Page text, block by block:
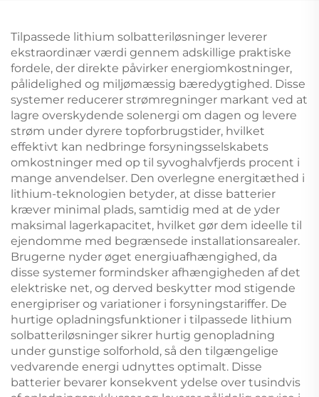
og Backup-
strømforsyning
mobilitetsudstyr og
udendørs
strømforsyning
Tilpassede lithium solbatteriløsninger leverer
ekstraordinær værdi gennem adskillige praktiske
fordele, der direkte påvirker energiomkostninger,
pålidelighed og miljømæssig bæredygtighed. Disse
systemer reducerer strømregninger markant ved at
lagre overskydende solenergi om dagen og levere
strøm under dyrere topforbrugstider, hvilket
effektivt kan nedbringe forsyningsselskabets
omkostninger med op til syvoghalvfjerds procent i
mange anvendelser. Den overlegne energitæthed i
lithium-teknologien betyder, at disse batterier
kræver minimal plads, samtidig med at de yder
maksimal lagerkapacitet, hvilket gør dem ideelle til
ejendomme med begrænsede installationsarealer.
Brugerne nyder øget energiuafhængighed, da
disse systemer formindsker afhængigheden af det
elektriske net, og derved beskytter mod stigende
energipriser og variationer i forsyningstariffer. De
hurtige opladningsfunktioner i tilpassede lithium
solbatteriløsninger sikrer hurtig genopladning
under gunstige solforhold, så den tilgængelige
vedvarende energi udnyttes optimalt. Disse
batterier bevarer konsekvent ydelse over tusindvis